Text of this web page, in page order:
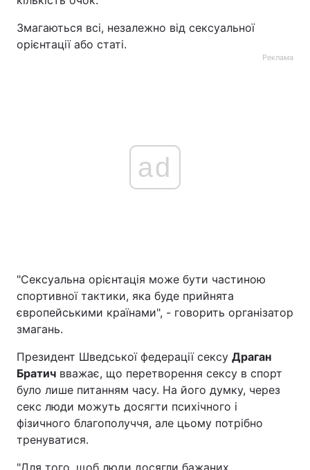
Змагаються всі, незалежно від сексуальної
орієнтації або статі.
Реклама
ad
"Сексуальна орієнтація може бути частиною
спортивної тактики, яка буде прийнята
європейськими країнами", - говорить організатор
змагань.
Президент Шведської федерації сексу Драган
Братич вважає, що перетворення сексу в спорт
було лише питанням часу. На його думку, через
секс люди можуть досягти психічного і
фізичного благополуччя, але цьому потрібно
тренуватися.
"Для того, щоб люди досягли бажаних